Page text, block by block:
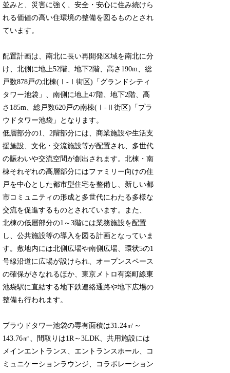
並みと、災害に強く、安全・安心に住み続けら
れる価値の高い住環境の整備を図るものとされ
ています。
配置計画は、南北に長い再開発区域を南北に分
け、北側に地上52階、地下2階、高さ190m、総
戸数878戸の北棟(Ⅰ-Ⅰ街区)「グランドシティ
タワー池袋」、南側に地上47階、地下2階、高
さ185m、総戸数620戸の南棟(Ⅰ-Ⅱ街区)「プラ
ウドタワー池袋」となります。
低層部分の1、2階部分には、商業施設や生活支
援施設、文化・交流施設等が配置され、多世代
の賑わいや交流空間が創出されます。北棟・南
棟それぞれの高層部分にはファミリー向けの住
戸を中心とした都市型住宅を整備し、新しい都
市コミュニティの形成と多世代にわたる多様な
交流を促進するものとされています。また、
北棟の低層部分の1～3階には業務施設を配置
し、公共施設等の導入を図る計画となっていま
す。敷地内には北側広場や南側広場、環状5の1
号線沿道に広場が設けられ、オープンスペース
の確保がさなれるほか、東京メトロ有楽町線東
池袋駅に直結する地下鉄連絡通路や地下広場の
整備も行われます。
プラウドタワー池袋の専有面積は31.24㎡～
143.76㎡、間取りは1R～3LDK、共用施設には
メインエントランス、エントランスホール、コ
ミュニケーションラウンジ、コラボレーション